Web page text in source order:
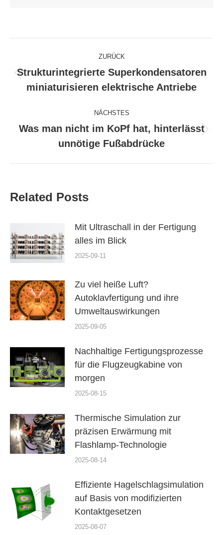
Kommentarnavigation
ZURÜCK
Vorheriger
Beitrag:
Strukturintegrierte Superkondensatoren
miniaturisieren elektrische Antriebe
NÄCHSTES
Nächster
Beitrag:
Was man nicht im KoPf hat, hinterlässt
unnötige Fußabdrücke
Related Posts
Mit Ultraschall in der Fertigung
alles im Blick
2025-09-11
Zu viel heiße Luft?
Autoklavfertigung und ihre
Umweltauswirkungen
2025-09-05
Nachhaltige Fertigungsprozesse
für die Flugzeugkabine von
morgen
2025-08-15
Thermische Simulation zur
präzisen Erwärmung mit
Flashlamp-Technologie
2025-08-14
Effiziente Hagelschlagsimulation
auf Basis von modifizierten
Kontaktgesetzen
2025-08-07